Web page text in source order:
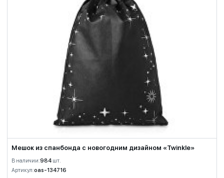
Мешок из спанбонда с новогодним дизайном «Twinkle»
В наличии:984 шт.
Артикул:oas-134716